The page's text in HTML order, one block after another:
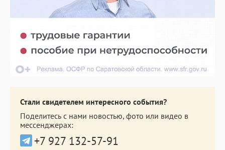
Стали свидетелем интересного события?
Поделитесь с нами новостью, фото или видео в
мессенджерах:
+7 927 132-57-91